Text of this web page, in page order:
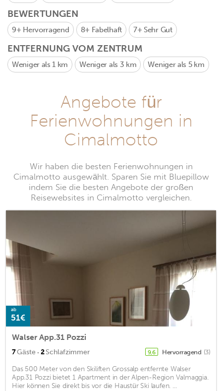
BEWERTUNGEN
9+ Hervorragend 8+ Fabelhaft 7+ Sehr Gut
ENTFERNUNG VOM ZENTRUM
Weniger als 1 km Weniger als 3 km Weniger als 5 km
Angebote für
Ferienwohnungen in
Cimalmotto
Wir haben die besten Ferienwohnungen in
Cimalmotto ausgewählt. Sparen Sie mit Bluepillow
indem Sie die besten Angebote der großen
Reisewebsites in Cimalmotto vergleichen.
ab
51€
Walser App.31 Pozzi
7Gäste · 2Schlafzimmer 9,6 Hervorragend (3)
Das 500 Meter von den Skiliften Grossalp entfernte Walser
App.31 Pozzi bietet 1 Apartment in der Alpen-Region Valmaggia.
Hier können Sie direkt bis vor die Haustür Ski laufen. ...